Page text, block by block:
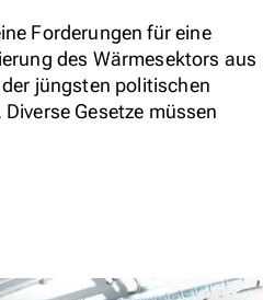
Forderungen für eine
des Wärmesektors aus
jüngsten politischen
Gesetze müssen